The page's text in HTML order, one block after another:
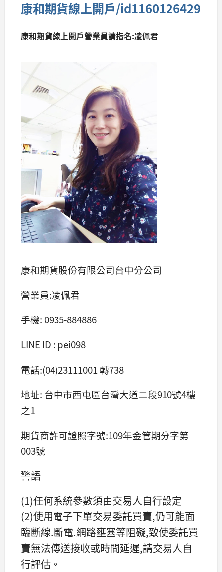
康和期貨線上開戶/id1160126429
康和期貨線上開戶營業員請指名:凌佩君
康和期貨股份有限公司台中分公司
營業員:凌佩君
手機: 0935-884886
LINE ID : pei098
電話:(04)23111001 轉738
地址: 台中市西屯區台灣大道二段910號4樓
之1
期貨商許可證照字號:109年金管期分字第
003號
警語
(1)任何系統參數須由交易人自行設定
(2)使用電子下單交易委託買賣,仍可能面
臨斷線.斷電.網路壅塞等阻礙,致使委託買
賣無法傳送接收或時間延遲,請交易人自
行評估。